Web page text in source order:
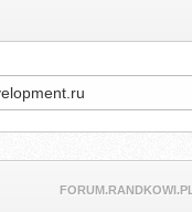
FORUM.RANDKOWI.PL